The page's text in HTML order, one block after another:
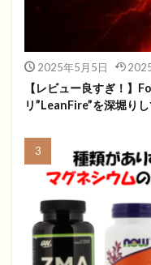
2025年5月5日
【レビュー良すぎ！】
リ”LeanFire”を深堀り